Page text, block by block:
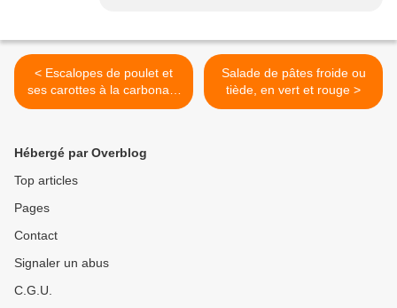
< Escalopes de poulet et
ses carottes à la carbonara
(multicuiseur 45 en 1 Tefal)
Salade de pâtes froide ou
tiède, en vert et rouge >
Hébergé par Overblog
Top articles
Pages
Contact
Signaler un abus
C.G.U.